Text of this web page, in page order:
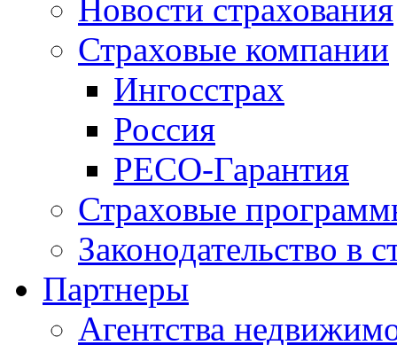
Новости страхования
Страховые компании
Ингосстрах
Россия
РЕСО-Гарантия
Страховые
Законодательство в
Партнеры
Агентства